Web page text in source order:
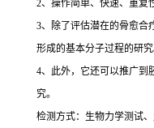
2、操作简单、快速、重复
3、除了评估潜在的骨愈合
形成的基本分子过程的研究
4、此外，它还可以推广到
究。
检测方式：生物力学测试